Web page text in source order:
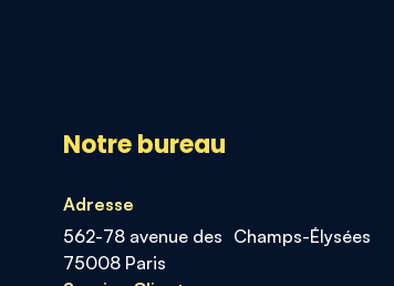
Notre bureau
Adresse
562-78 avenue des Champs-Élysées
75008 Paris